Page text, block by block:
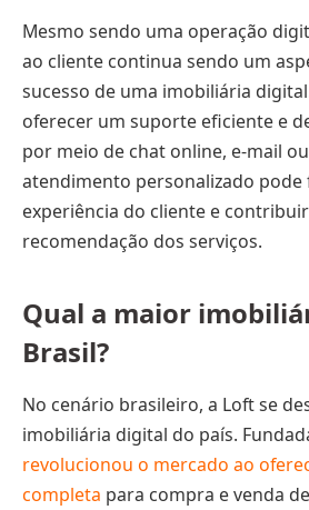
Mesmo sendo uma operação
ao cliente continua sendo um
sucesso de uma imobiliária
oferecer um suporte eficiente e
por meio de chat online, e-mail
atendimento personalizado pode
experiência do cliente e
recomendação dos serviços.
Qual a maior
Brasil?
No cenário brasileiro, a Loft se
imobiliária digital do país.
revolucionou o mercado ao
completa para compra e venda